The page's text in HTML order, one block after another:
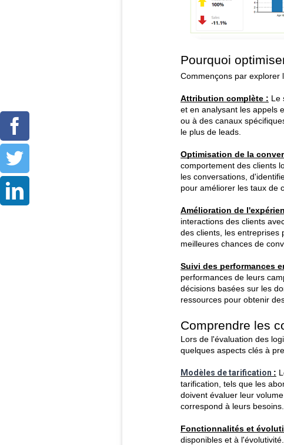
Pourquoi
Commençons par explorer
Attribution complète : Le
et en analysant les appels
ou à des canaux
le plus de leads.
Optimisation de la
comportement des clients
les conversations,
pour améliorer les taux de
Amélioration de
interactions des clients
des clients, les entreprises
meilleures chances de
Suivi des performances
performances de leurs
décisions basées sur les
ressources pour obtenir
Comprendre les
Lors de l'évaluation des
quelques aspects clés à
Modèles de tarification :
tarification, tels que les
doivent évaluer leur
correspond à leurs besoins.
Fonctionnalités et
disponibles et à